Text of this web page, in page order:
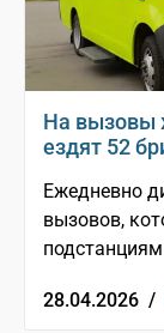
На вызовы
ездят 52
Ежедневно
вызовов,
28.04.2026 /